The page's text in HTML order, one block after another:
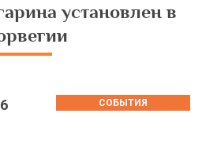
установлен в
СОБЫТИЯ